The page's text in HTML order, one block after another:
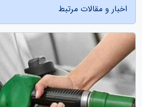
اخبار و مقالات مرتبط